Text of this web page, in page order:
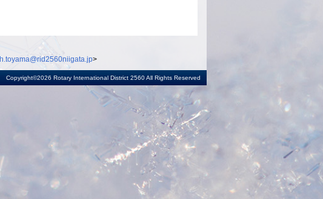
h.toyama@rid2560niigata.jp>
Copyright©2026 Rotary International District 2560 All Rights Reserved